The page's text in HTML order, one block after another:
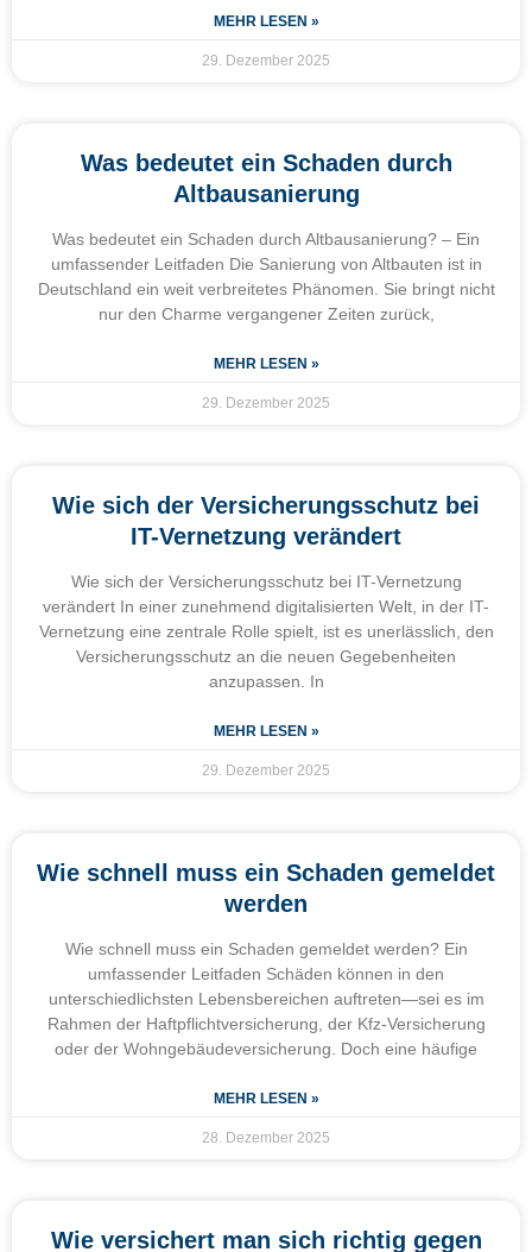
MEHR LESEN »
29. Dezember 2025
Was bedeutet ein Schaden durch
Altbausanierung
Was bedeutet ein Schaden durch Altbausanierung? – Ein
umfassender Leitfaden Die Sanierung von Altbauten ist in
Deutschland ein weit verbreitetes Phänomen. Sie bringt nicht
nur den Charme vergangener Zeiten zurück,
MEHR LESEN »
29. Dezember 2025
Wie sich der Versicherungsschutz bei
IT-Vernetzung verändert
Wie sich der Versicherungsschutz bei IT-Vernetzung
verändert In einer zunehmend digitalisierten Welt, in der IT-
Vernetzung eine zentrale Rolle spielt, ist es unerlässlich, den
Versicherungsschutz an die neuen Gegebenheiten
anzupassen. In
MEHR LESEN »
29. Dezember 2025
Wie schnell muss ein Schaden gemeldet
werden
Wie schnell muss ein Schaden gemeldet werden? Ein
umfassender Leitfaden Schäden können in den
unterschiedlichsten Lebensbereichen auftreten—sei es im
Rahmen der Haftpflichtversicherung, der Kfz-Versicherung
oder der Wohngebäudeversicherung. Doch eine häufige
MEHR LESEN »
28. Dezember 2025
Wie versichert man sich richtig gegen